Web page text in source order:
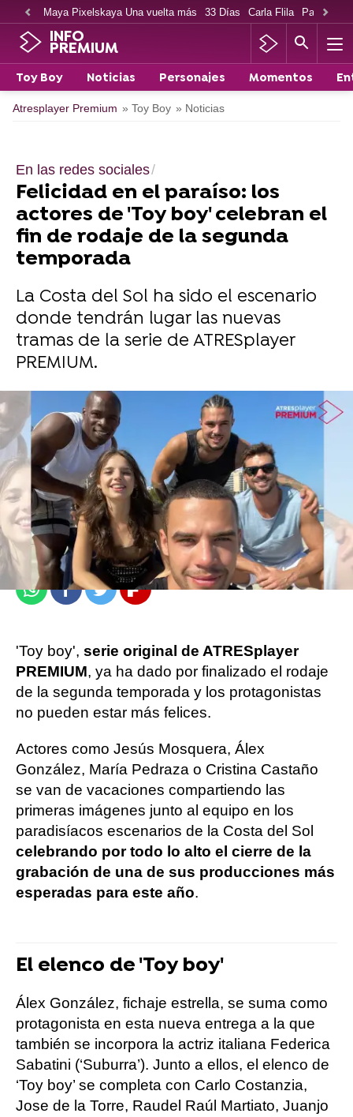
Maya Pixelskaya Una vuelta más 33 Días Carla Flila Paco
INFO
PREMIUM
Toy Boy Noticias Personajes Momentos
Atresplayer Premium » Toy Boy » Noticias
En las redes sociales
Felicidad en el paraíso: los
actores de 'Toy boy' celebran el
fin de rodaje de la segunda
temporada
La Costa del Sol ha sido el escenario
donde tendrán lugar las nuevas
tramas de la serie de ATRESplayer
PREMIUM.
atresplayer
Madrid
Publicado: 12 de junio de 2021, 21:12
WhatsappFacebook
TwitterFlipboard
'Toy boy', serie original de ATRESplayer
PREMIUM, ya ha dado por finalizado el rodaje
de la segunda temporada y los protagonistas
no pueden estar más felices.
Actores como Jesús Mosquera, Álex
González, María Pedraza o Cristina Castaño
se van de vacaciones compartiendo las
primeras imágenes junto al equipo en los
paradisíacos escenarios de la Costa del Sol
celebrando por todo lo alto el cierre de la
grabación de una de sus producciones más
esperadas para este año.
El elenco de 'Toy boy'
Álex González, fichaje estrella, se suma como
protagonista en esta nueva entrega a la que
también se incorpora la actriz italiana Federica
Sabatini (‘Suburra’). Junto a ellos, el elenco de
‘Toy boy’ se completa con Carlo Costanzia,
Jose de la Torre, Raudel Raúl Martiato, Juanjo